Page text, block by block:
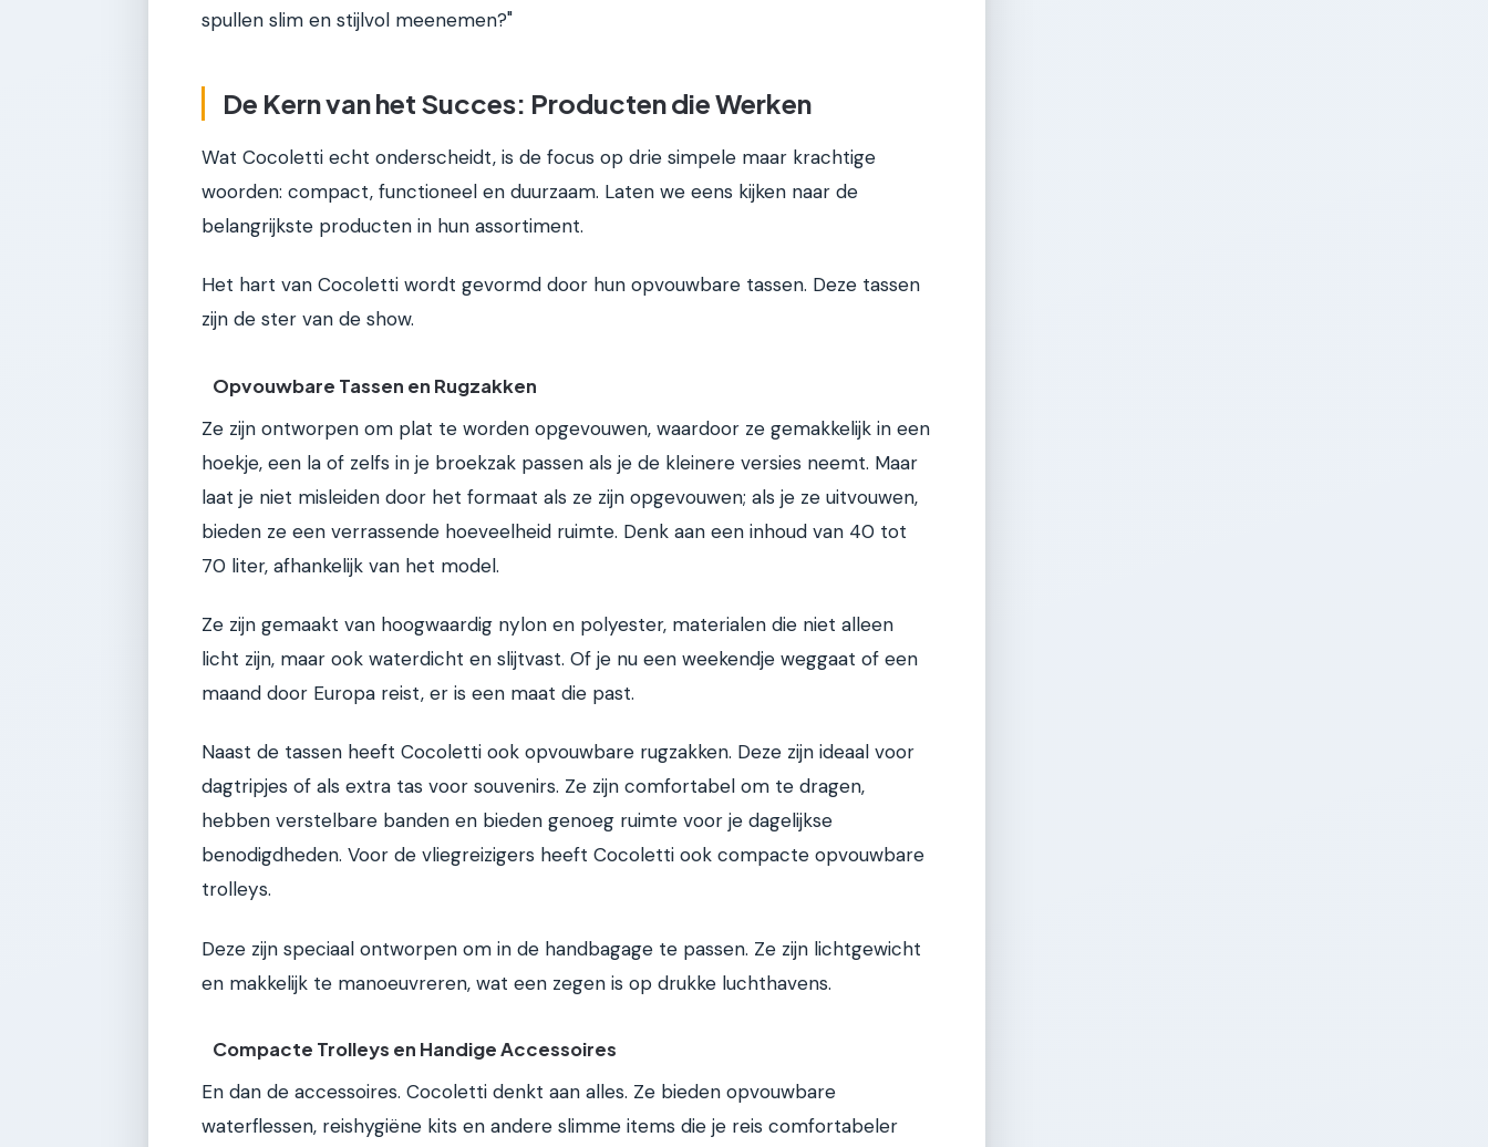
spullen slim en stijlvol meenemen?"
De Kern van het Succes: Producten die Werken
Wat Cocoletti echt onderscheidt, is de focus op drie simpele maar krachtige
woorden: compact, functioneel en duurzaam. Laten we eens kijken naar de
belangrijkste producten in hun assortiment.
Het hart van Cocoletti wordt gevormd door hun opvouwbare tassen. Deze tassen
zijn de ster van de show.
Opvouwbare Tassen en Rugzakken
Ze zijn ontworpen om plat te worden opgevouwen, waardoor ze gemakkelijk in een
hoekje, een la of zelfs in je broekzak passen als je de kleinere versies neemt. Maar
laat je niet misleiden door het formaat als ze zijn opgevouwen; als je ze uitvouwen,
bieden ze een verrassende hoeveelheid ruimte. Denk aan een inhoud van 40 tot
70 liter, afhankelijk van het model.
Ze zijn gemaakt van hoogwaardig nylon en polyester, materialen die niet alleen
licht zijn, maar ook waterdicht en slijtvast. Of je nu een weekendje weggaat of een
maand door Europa reist, er is een maat die past.
Naast de tassen heeft Cocoletti ook opvouwbare rugzakken. Deze zijn ideaal voor
dagtripjes of als extra tas voor souvenirs. Ze zijn comfortabel om te dragen,
hebben verstelbare banden en bieden genoeg ruimte voor je dagelijkse
benodigdheden. Voor de vliegreizigers heeft Cocoletti ook compacte opvouwbare
trolleys.
Deze zijn speciaal ontworpen om in de handbagage te passen. Ze zijn lichtgewicht
en makkelijk te manoeuvreren, wat een zegen is op drukke luchthavens.
Compacte Trolleys en Handige Accessoires
En dan de accessoires. Cocoletti denkt aan alles. Ze bieden opvouwbare
waterflessen, reishygiëne kits en andere slimme items die je reis comfortabeler